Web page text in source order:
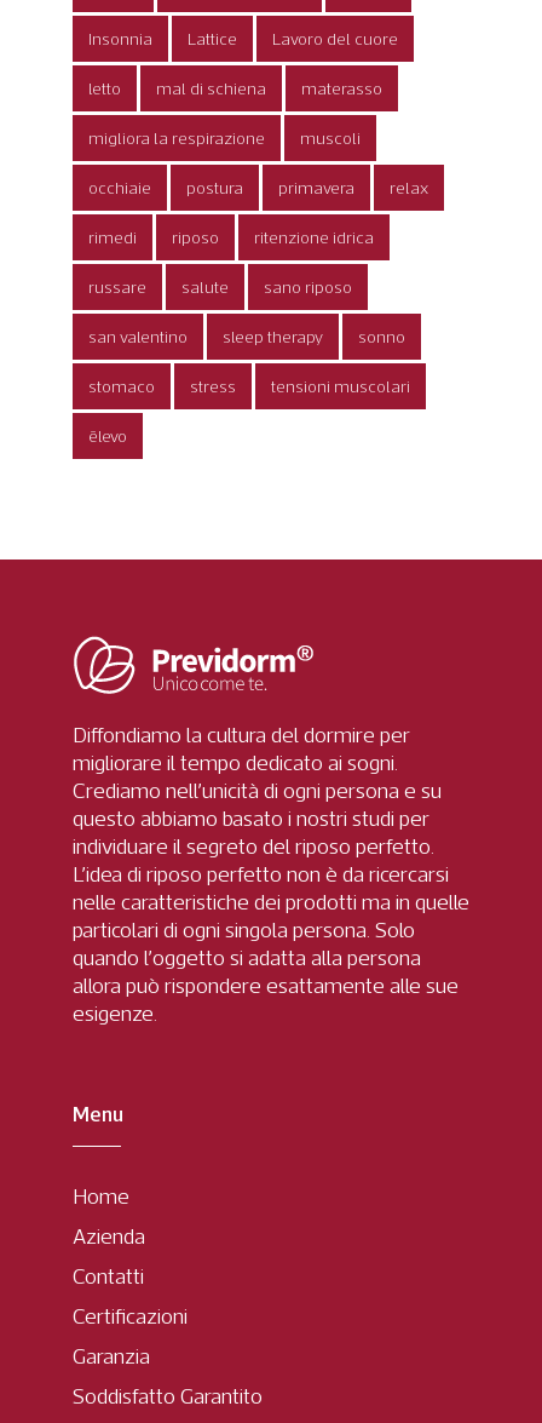
Insonnia Lattice Lavoro del cuore
letto mal di schiena materasso
migliora la respirazione muscoli
occhiaie postura primavera relax
rimedi riposo ritenzione idrica
russare salute sano riposo
san valentino sleep therapy sonno
stomaco stress tensioni muscolari
ēlevo
Diffondiamo la cultura del dormire per
migliorare il tempo dedicato ai sogni.
Crediamo nell’unicità di ogni persona e su
questo abbiamo basato i nostri studi per
individuare il segreto del riposo perfetto.
L’idea di riposo perfetto non è da ricercarsi
nelle caratteristiche dei prodotti ma in quelle
particolari di ogni singola persona. Solo
quando l’oggetto si adatta alla persona
allora può rispondere esattamente alle sue
esigenze.
Menu
Home
Azienda
Contatti
Certificazioni
Garanzia
Soddisfatto Garantito